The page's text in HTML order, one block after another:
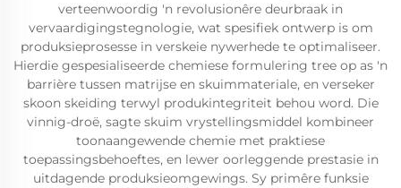
verteenwoordig 'n revolusionêre deurbraak in
vervaardigingstegnologie, wat spesifiek ontwerp is om
produksieprosesse in verskeie nywerhede te optimaliseer.
Hierdie gespesialiseerde chemiese formulering tree op as 'n
barrière tussen matrijse en skuimmateriale, en verseker
skoon skeiding terwyl produkintegriteit behou word. Die
vinnig-droë, sagte skuim vrystellingsmiddel kombineer
toonaangewende chemie met praktiese
toepassingsbehoeftes, en lewer oorleggende prestasie in
uitdagende produksieomgewings. Sy primêre funksie